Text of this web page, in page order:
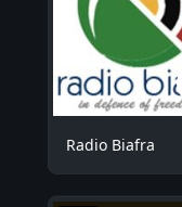
Radio Biafra